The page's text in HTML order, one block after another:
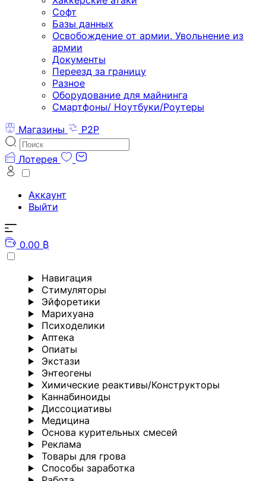
Софт
Базы данных
Освобождение от армии. Увольнение из
армии
Документы
Переезд за границу
Разное
Оборудование для майнинга
Смартфоны/ Ноутбуки/Роутеры
Магазины
P2P
Лотерея
Аккаунт
Выйти
0.00 ₿
Навигация
Стимуляторы
Эйфоретики
Марихуана
Психоделики
Аптека
Опиаты
Экстази
Энтеогены
Химические реактивы/Конструкторы
Каннабиноиды
Диссоциативы
Медицина
Основа курительных смесей
Реклама
Товары для грова
Способы заработка